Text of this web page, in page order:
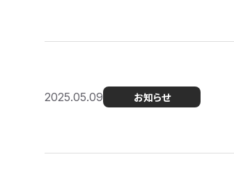
2025.05.09 お知らせ